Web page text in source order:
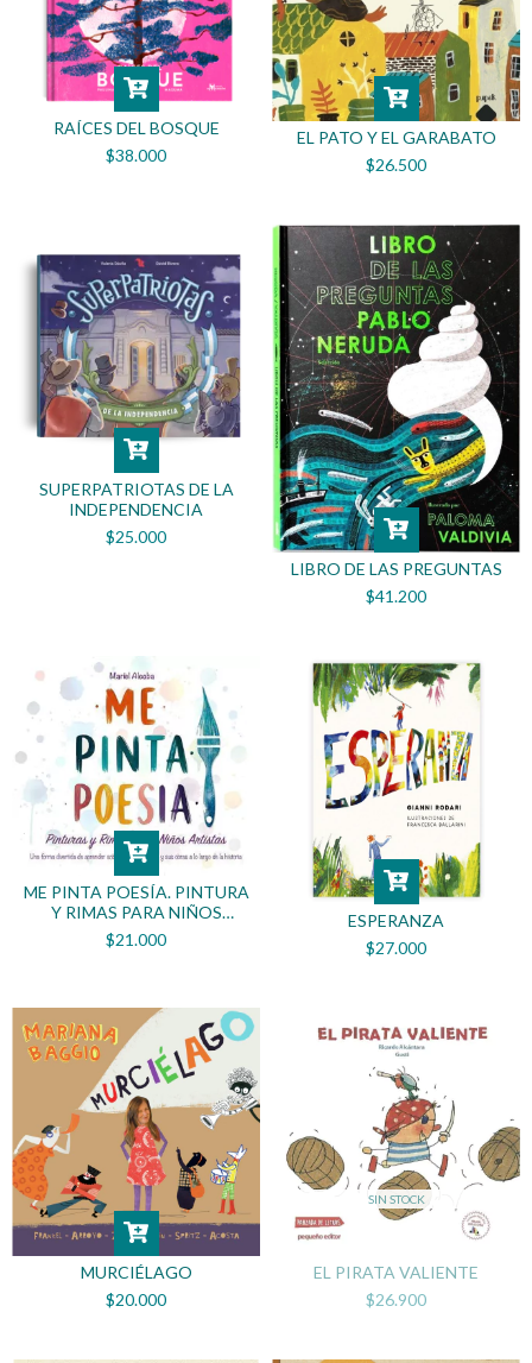
RAÍCES DEL BOSQUE
$38.000
EL PATO Y EL GARABATO
$26.500
SUPERPATRIOTAS DE LA
INDEPENDENCIA
$25.000
LIBRO DE LAS PREGUNTAS
$41.200
ME PINTA POESÍA. PINTURA
Y RIMAS PARA NIÑOS
ARTISTAS
$21.000
ESPERANZA
$27.000
MURCIÉLAGO
$20.000
SIN STOCK
EL PIRATA VALIENTE
$26.900